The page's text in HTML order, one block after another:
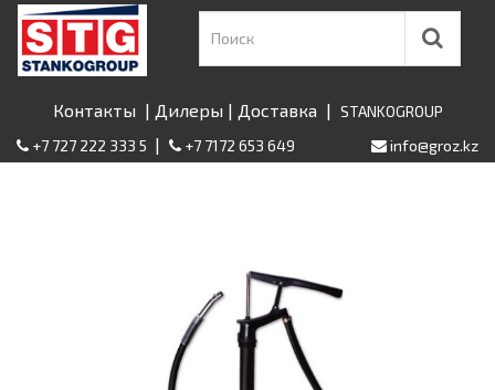
Контакты | Дилеры | Доставка | STANKOGROUP
+7 727 222 333 5 | +7 7172 653 649 info@groz.kz